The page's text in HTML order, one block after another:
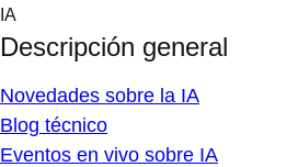
Skip
content
IA
Descripción general
Novedades sobre la IA
Blog técnico
Eventos en vivo sobre IA